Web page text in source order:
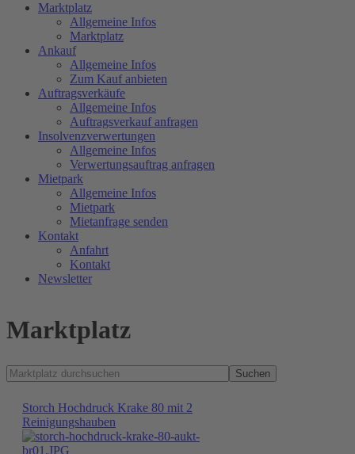
Marktplatz
Allgemeine Infos
Marktplatz
Ankauf
Allgemeine Infos
Zum Kauf anbieten
Auftragsverkäufe
Allgemeine Infos
Auftragsverkauf anfragen
Insolvenzverwertungen
Allgemeine Infos
Verwertungsauftrag anfragen
Mietpark
Allgemeine Infos
Mietpark
Mietanfrage senden
Kontakt
Anfahrt
Kontakt
Newsletter
Marktplatz
Suchen
Storch Hochdruck Krake 80 mit 2
Reinigungshauben